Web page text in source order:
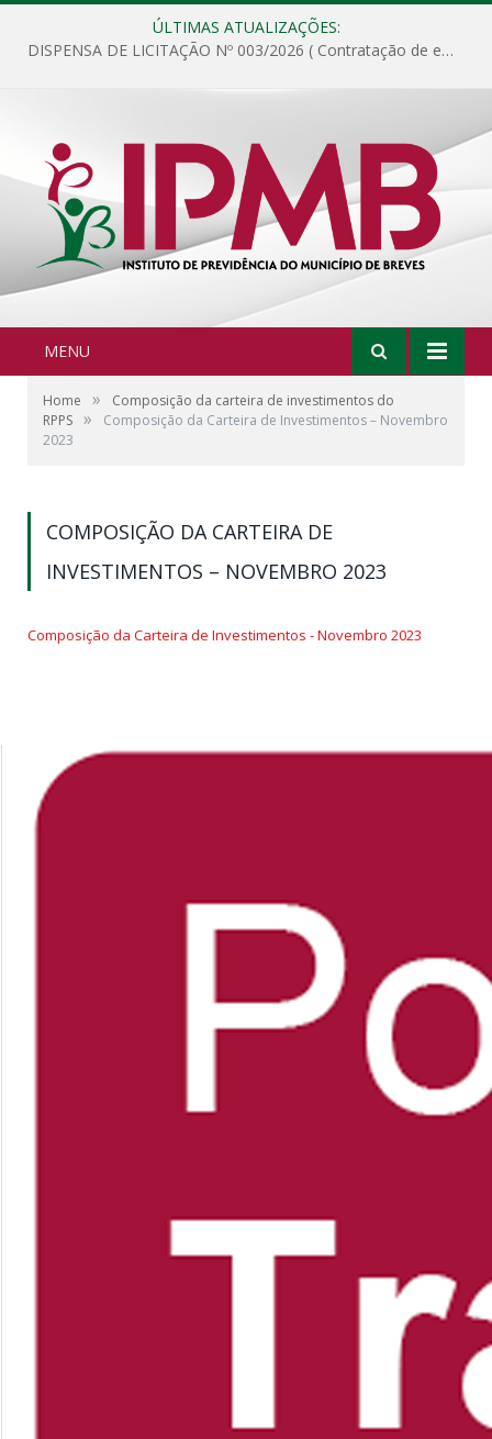
ÚLTIMAS ATUALIZAÇÕES:
DISPENSA DE LICITAÇÃO Nº 003/2026 ( Contratação de empresa para fornecimento de gêneros alimentícios não perecíveis, materiais de expediente, descartáveis, copa e cozinha, para análise e posterior publicação.)
MENU
Home »
Composição da carteira de investimentos do
RPPS »
Composição da Carteira de Investimentos – Novembro
2023
COMPOSIÇÃO DA CARTEIRA DE
INVESTIMENTOS – NOVEMBRO 2023
Composição da Carteira de Investimentos - Novembro 2023